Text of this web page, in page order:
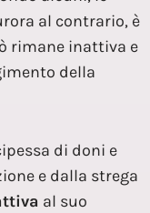
al contrario, è
rimane inattiva e
della
di doni e
e dalla strega
al suo